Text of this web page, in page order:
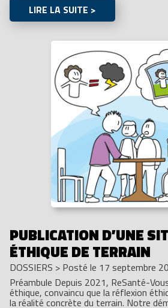
LIRE LA SUITE >
PUBLICATION D’UNE
ÉTHIQUE DE TERRAIN
DOSSIERS > Posté le 17 septembre
Préambule Depuis 2021, ReSanté-
éthique, convaincu que la réflexion
la réalité concrète du terrain. Notre